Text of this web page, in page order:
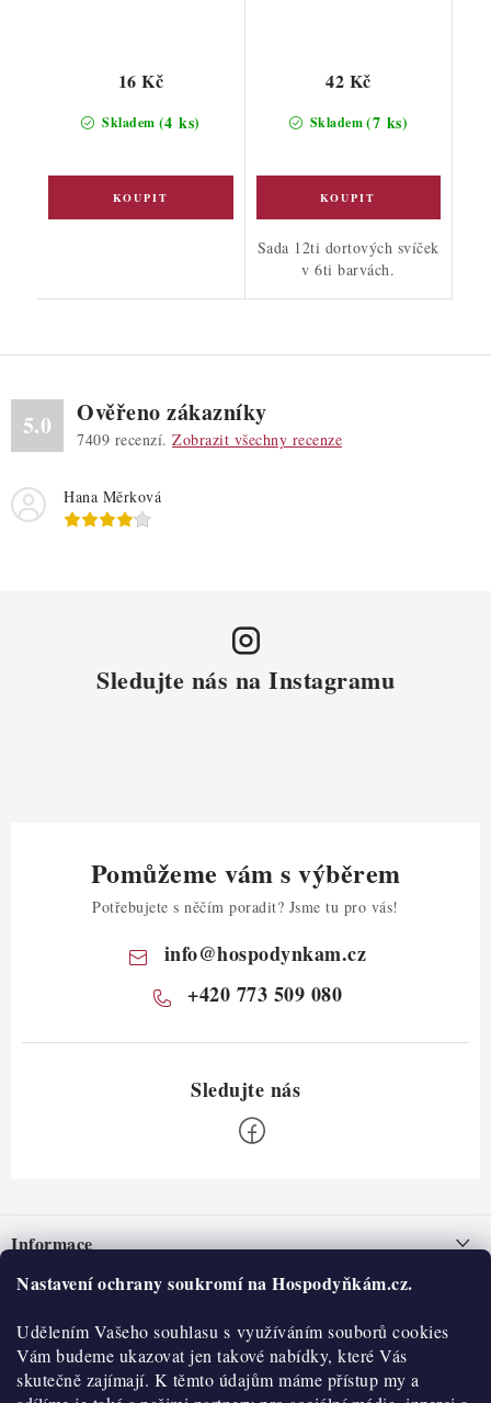
Nastavení ochrany soukromí na Hospodyňkám.cz.
Udělením Vašeho souhlasu s využíváním souborů cookies
Vám budeme ukazovat jen takové nabídky, které Vás
skutečně zajímají. K těmto údajům máme přístup my a
Skladem (4 ks)
16 Kč
Skladem(7 ks)
42 Kč
Sada 12ti dortových svíček
v 6ti barvách.
5.0 Ověřeno zákazníky
7409 recenzí. Zobrazit všechny recenze
Hana Měrková
Sledujte nás na Instagramu
Pomůžeme vám s výběrem
Potřebujete s něčím poradit? Jsme tu pro vás!
info@hospodynkam.cz
+420 773 509 080
pInformace
Nepřevzetí zásilky na dobírku
Obchodní podmínky
Hodnocení obchodu
O nás
Historie
Kontakty
O nákupu
Reklamace a vratky